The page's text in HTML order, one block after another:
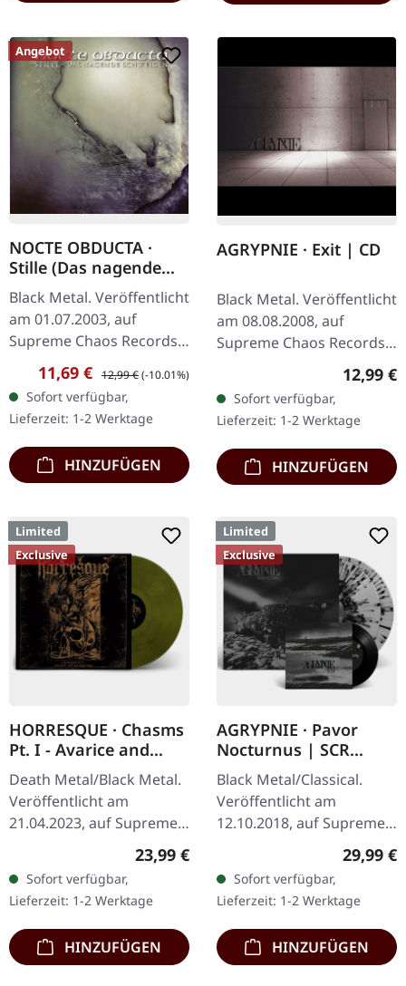
Angebot
NOCTE OBDUCTA ·
Stille (Das nagende
Schweigen) | CD
Black Metal. Veröffentlicht
am 01.07.2003, auf
Supreme Chaos Records.
CD im Jewelcase. Mit
"Stille (Das nagende
Schweigen)" zeigen sich
Nocte Obducta…
Verkaufspreis:
11,69 € Regulärer Preis:
12,99 €(-10.01%)
Sofort verfügbar,
Lieferzeit: 1-2 Werktage
HINZUFÜGEN
AGRYPNIE · Exit | CD
Black Metal. Veröffentlicht
am 08.08.2008, auf
Supreme Chaos Records.
CD im Jewelcase mit 12-
seitigem Booklet. Mit
AGRYPNIE bricht ex-
Nocte…
12,99 €
Sofort verfügbar,
Lieferzeit: 1-2 Werktage
HINZUFÜGEN
Limited
Exclusive
HORRESQUE · Chasms
Pt. I - Avarice and
Retribution |
YELLOW/BLACK LP
Death Metal/Black Metal.
Veröffentlicht am
21.04.2023, auf Supreme
Dunkelgelb/Schwarz
marmoriertes Vinyl im
schweren Cover…
Regulärer Preis:
23,99 €
Sofort verfügbar,
Lieferzeit: 1-2 Werktage
HINZUFÜGEN
Limited
Exclusive
AGRYPNIE · Pavor
Nocturnus | SCR
GREY/BLACK SPLATTER
2LP+7" BUNDLE
Black Metal/Classical.
Veröffentlicht am
12.10.2018, auf Supreme
Chaos Records. Schweres
180g Doppel-Vinyl im
Gatefold-Cover mit der
extra 7" Single…
29,99 €
Sofort verfügbar,
Lieferzeit: 1-2 Werktage
HINZUFÜGEN